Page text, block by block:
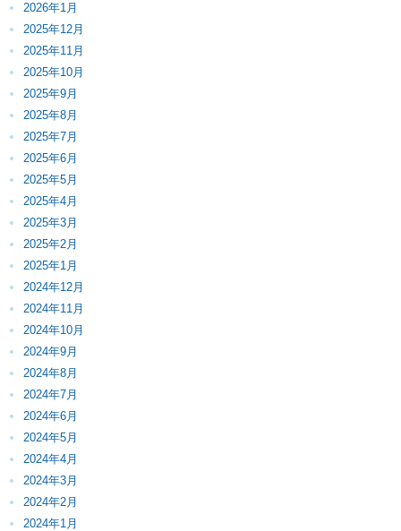
2026年1月
2025年12月
2025年11月
2025年10月
2025年9月
2025年8月
2025年7月
2025年6月
2025年5月
2025年4月
2025年3月
2025年2月
2025年1月
2024年12月
2024年11月
2024年10月
2024年9月
2024年8月
2024年7月
2024年6月
2024年5月
2024年4月
2024年3月
2024年2月
2024年1月